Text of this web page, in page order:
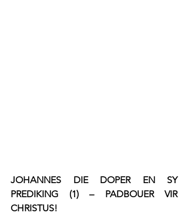
JOHANNES DIE DOPER EN SY
PREDIKING (1) – PADBOUER VIR
CHRISTUS!